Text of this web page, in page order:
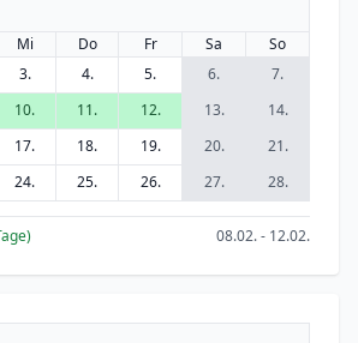
Mi Do Fr Sa
So
3. 4. 5. 6.
7.
10. 11. 12. 13.
14.
17. 18. 19. 20.
21.
24. 25. 26. 27. 28.
08.02. - 12.02.